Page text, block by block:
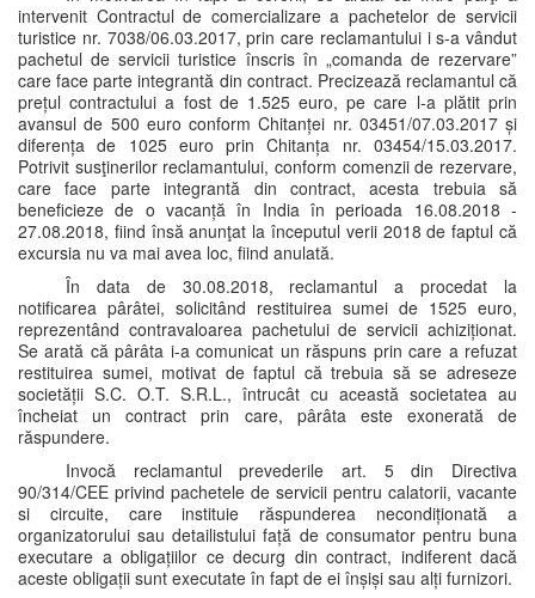
intervenit Contractul de comercializare a pachetelor de servicii
turistice nr. 7038/06.03.2017, prin care reclamantului i s-a vândut
pachetul de servicii turistice înscris în „comanda de rezervare”
care face parte integrantă din contract. Precizează reclamantul că
prețul contractului a fost de 1.525 euro, pe care l-a plătit prin
avansul de 500 euro conform Chitanței nr. 03451/07.03.2017 și
diferența de 1025 euro prin Chitanța nr. 03454/15.03.2017.
Potrivit susţinerilor reclamantului, conform comenzii de rezervare,
care face parte integrantă din contract, acesta trebuia să
beneficieze de o vacanță în India în perioada 16.08.2018 -
27.08.2018, fiind însă anunţat la începutul verii 2018 de faptul că
excursia nu va mai avea loc, fiind anulată.
În data de 30.08.2018, reclamantul a procedat la
notificarea pârâtei, solicitând restituirea sumei de 1525 euro,
reprezentând contravaloarea pachetului de servicii achiziționat.
Se arată că pârâta i-a comunicat un răspuns prin care a refuzat
restituirea sumei, motivat de faptul că trebuia să se adreseze
societății S.C. O.T. S.R.L., întrucât cu această societatea au
încheiat un contract prin care, pârâta este exonerată de
răspundere.
Invocă reclamantul prevederile art. 5 din Directiva
90/314/CEE privind pachetele de servicii pentru calatorii, vacante
si circuite, care instituie răspunderea necondiționată a
organizatorului sau detailistului față de consumator pentru buna
executare a obligațiilor ce decurg din contract, indiferent dacă
aceste obligații sunt executate în fapt de ei înșiși sau alți furnizori.